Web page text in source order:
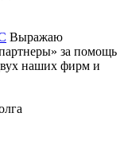
Выражаю
за помощь
наших фирм и